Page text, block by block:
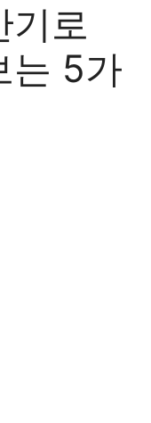
기로
는 5가